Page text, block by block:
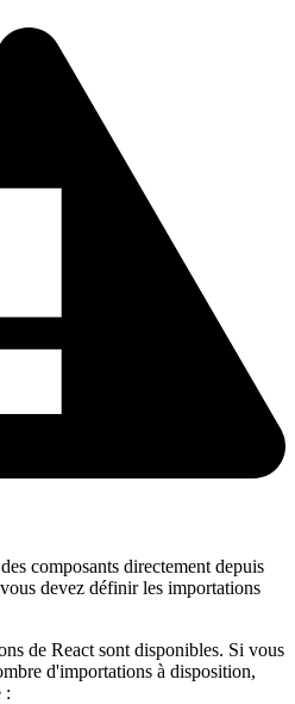
composants directement depuis
devez définir les importations
de React sont disponibles. Si vous
d'importations à disposition,
: